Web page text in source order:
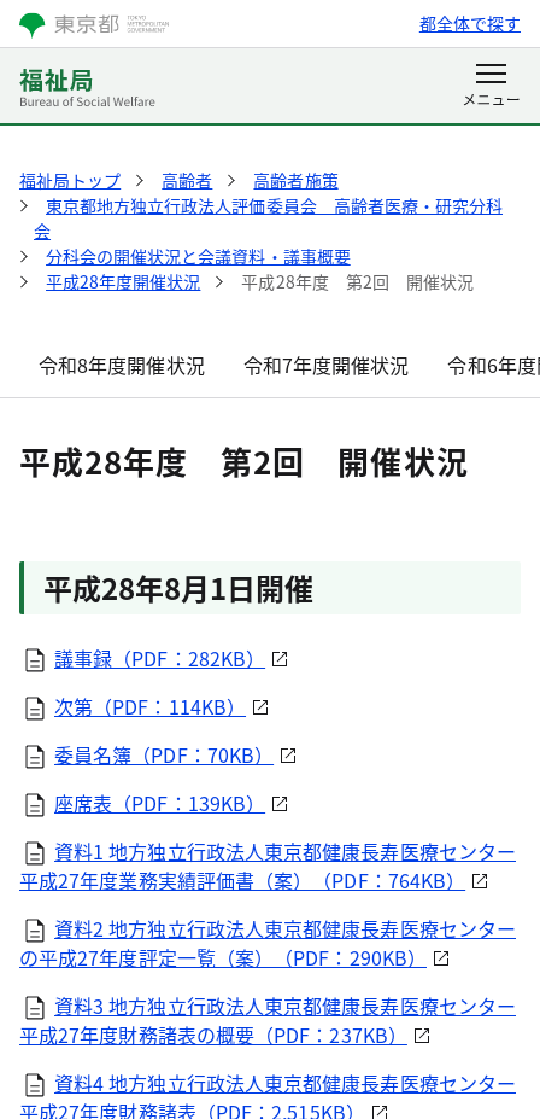
都全体で探す
福祉局トップ 高齢者
高齢者施策
東京都地方独立行政法人評価委員会 高齢者医療・研究分科
会
分科会の開催状況と会議資料・議事概要
平成28年度開催状況
平成28年度 第2回 開催状況
令和8年度開催状況 令和7年度開催状況 令和6年
平成28年度 第2回 開催状況
平成28年8月1日開催
議事録（PDF：282KB）
次第（PDF：114KB）
委員名簿（PDF：70KB）
座席表（PDF：139KB）
資料1 地方独立行政法人東京都健康長寿医療センター
平成27年度業務実績評価書（案）（PDF：764KB）
資料2 地方独立行政法人東京都健康長寿医療センター
の平成27年度評定一覧（案）（PDF：290KB）
資料3 地方独立行政法人東京都健康長寿医療センター
平成27年度財務諸表の概要（PDF：237KB）
資料4 地方独立行政法人東京都健康長寿医療センター
平成27年度財務諸表（PDF：2,515KB）